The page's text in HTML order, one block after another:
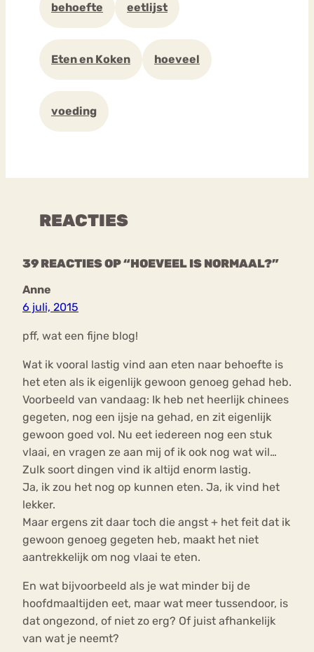
behoefte eetlijst
Eten en Koken hoeveel
voeding
REACTIES
39 REACTIES OP “HOEVEEL IS NORMAAL?”
Anne
6 juli, 2015
pff, wat een fijne blog!
Wat ik vooral lastig vind aan eten naar behoefte is
het eten als ik eigenlijk gewoon genoeg gehad heb.
Voorbeeld van vandaag: Ik heb net heerlijk chinees
gegeten, nog een ijsje na gehad, en zit eigenlijk
gewoon goed vol. Nu eet iedereen nog een stuk
vlaai, en vragen ze aan mij of ik ook nog wat wil…
Zulk soort dingen vind ik altijd enorm lastig.
Ja, ik zou het nog op kunnen eten. Ja, ik vind het
lekker.
Maar ergens zit daar toch die angst + het feit dat ik
gewoon genoeg gegeten heb, maakt het niet
aantrekkelijk om nog vlaai te eten.
En wat bijvoorbeeld als je wat minder bij de
hoofdmaaltijden eet, maar wat meer tussendoor, is
dat ongezond, of niet zo erg? Of juist afhankelijk
van wat je neemt?